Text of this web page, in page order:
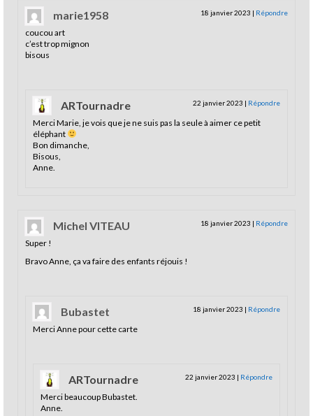
marie1958 18 janvier 2023 | Répondre
coucou art
c’est trop mignon
bisous
ARTournadre 22 janvier 2023 | Répondre
Merci Marie, je vois que je ne suis pas la seule à aimer ce petit
éléphant
Bon dimanche,
Bisous,
Anne.
Michel VITEAU 18 janvier 2023 | Répondre
Super !
Bravo Anne, ça va faire des enfants réjouis !
Bubastet 18 janvier 2023 | Répondre
Merci Anne pour cette carte
ARTournadre 22 janvier 2023 | Répondre
Merci beaucoup Bubastet.
Anne.